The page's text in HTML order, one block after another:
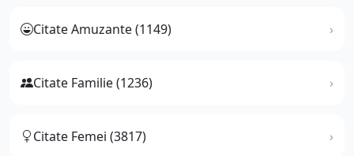
Citate Amuzante (1149)
Citate Familie (1236)
Citate Femei (3817)